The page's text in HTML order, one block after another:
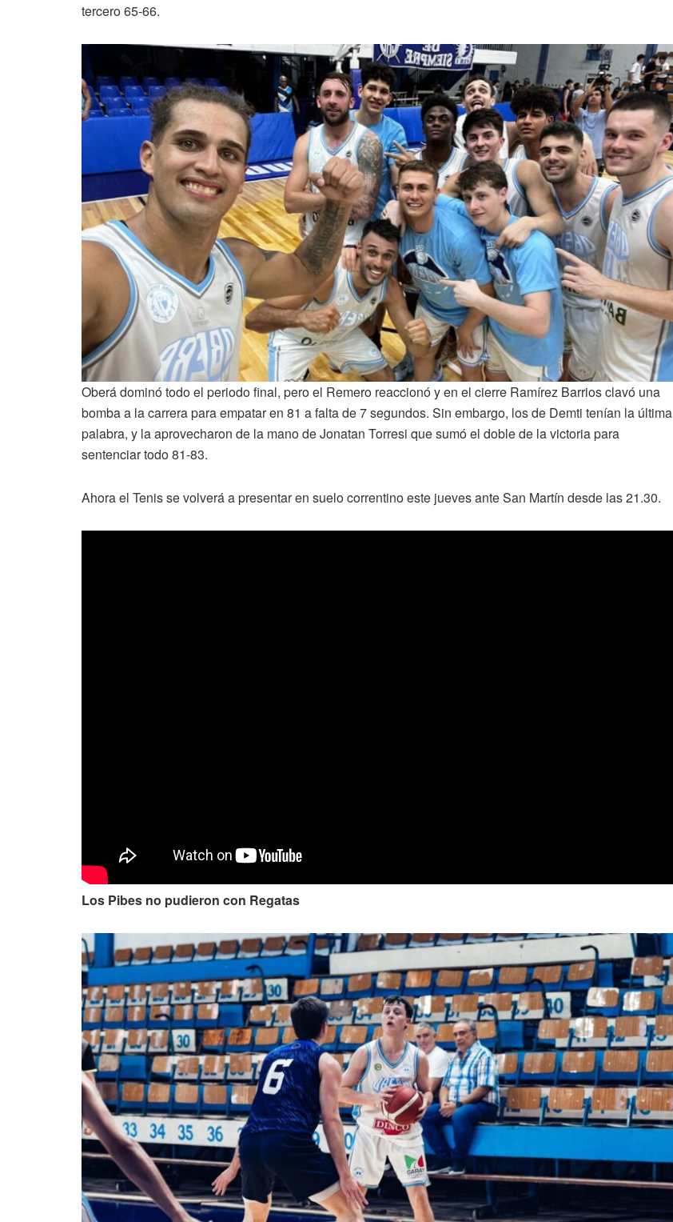
tercero 65-66.
Oberá dominó todo el periodo final, pero el Remero reaccionó y en el cierre Ramírez Barrios clavó una
bomba a la carrera para empatar en 81 a falta de 7 segundos. Sin embargo, los de Demti tenían la última
palabra, y la aprovecharon de la mano de Jonatan Torresi que sumó el doble de la victoria para
sentenciar todo 81-83.
Ahora el Tenis se volverá a presentar en suelo correntino este jueves ante San Martín desde las 21.30.
Los Pibes no pudieron con Regatas